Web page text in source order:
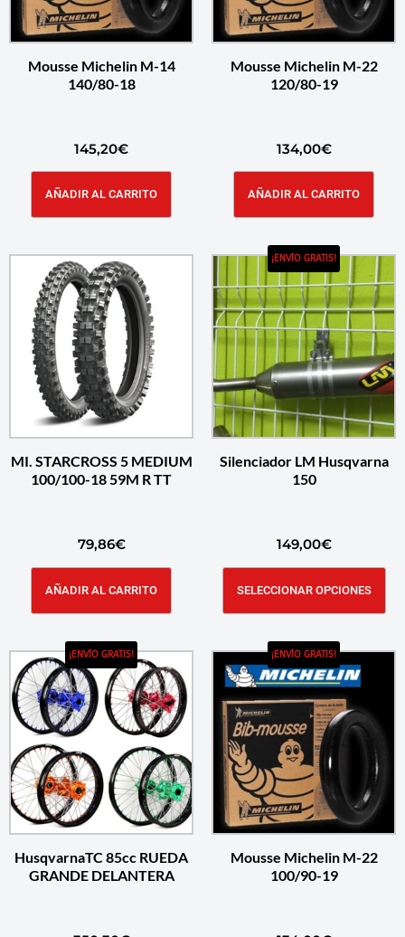
Mousse Michelin M-14
140/80-18
145,20€
AÑADIR AL CARRITO
Mousse Michelin M-22
120/80-19
134,00€
AÑADIR AL CARRITO
MI. STARCROSS 5 MEDIUM
100/100-18 59M R TT
79,86€
AÑADIR AL CARRITO
¡ENVÍO GRATIS!
Silenciador LM Husqvarna
150
149,00€
SELECCIONAR OPCIONES
¡ENVÍO GRATIS!
HusqvarnaTC 85cc RUEDA
GRANDE DELANTERA
¡ENVÍO GRATIS!
Mousse Michelin M-22
100/90-19